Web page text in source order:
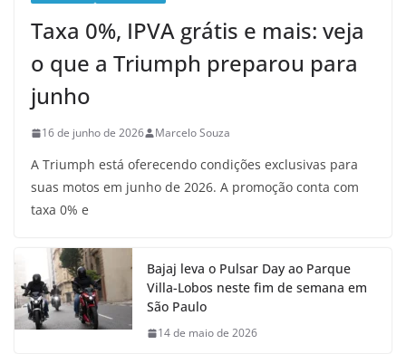
Taxa 0%, IPVA grátis e mais: veja
o que a Triumph preparou para
junho
16 de junho de 2026 Marcelo Souza
A Triumph está oferecendo condições exclusivas para
suas motos em junho de 2026. A promoção conta com
taxa 0% e
Bajaj leva o Pulsar Day ao Parque
Villa-Lobos neste fim de semana em
São Paulo
14 de maio de 2026